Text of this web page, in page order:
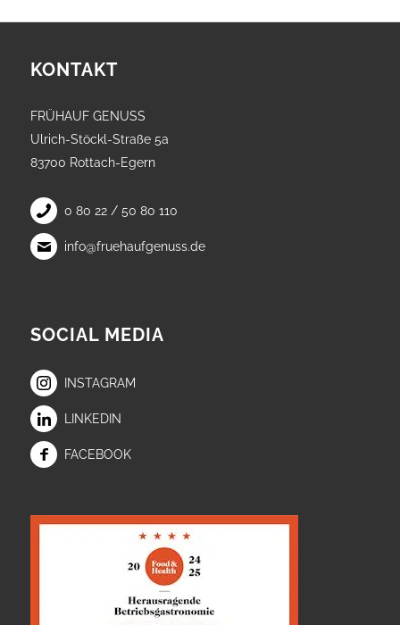
KONTAKT
FRÜHAUF GENUSS
Ulrich-Stöckl-Straße 5a
83700 Rottach-Egern
0 80 22 / 50 80 110
info@fruehaufgenuss.de
SOCIAL MEDIA
INSTAGRAM
LINKEDIN
FACEBOOK